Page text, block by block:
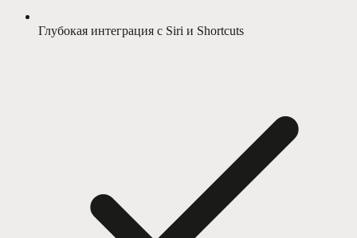
Глубокая интеграция с Siri и Shortcuts